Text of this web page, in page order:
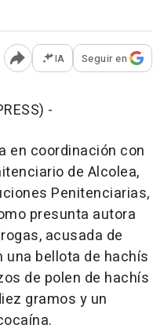
Abrir opciones para
IA Seguir en
-
en coordinación con
de Alcolea,
Penitenciarias,
presunta autora
acusada de
bellota de hachís
de polen de hachís
gramos y un